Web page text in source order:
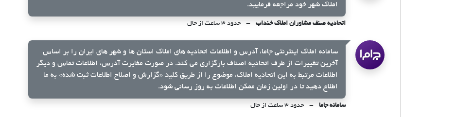
املاک شهر خود مراجعه فرمایید.
اتحادیه صنف مشاوران املاک خنداب حدود ۳ ساعت از حال
سامانه املاک اینترنتی جاما، آدرس و اطلاعات اتحادیه های املاک استان ها و شهر های ایران را بر اساس
آخرین تغییرات از طرف اتحادیه اصناف بارگزاری می کند. در صورت مغایرت آدرس، اطلاعات تماس و دیگر
اطلاعات مرتبط به این اتحادیه املاک، موضوع را از طریق کلید «گزارش و اصلاح اطلاعات ثبت شده» به ما
اطلاع دهید تا در اولین زمان ممکن اطلاعات به روز رسانی شود.
سامانه جاما حدود ۳ ساعت از حال